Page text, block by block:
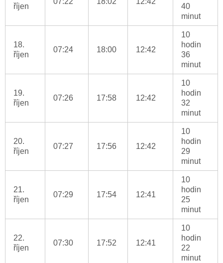
říjen
40
minut
18.
říjen
07:24 18:00 12:42
10
hodin
36
minut
19.
říjen
07:26 17:58 12:42
10
hodin
32
minut
20.
říjen
07:27 17:56 12:42
10
hodin
29
minut
21.
říjen
07:29 17:54 12:41
10
hodin
25
minut
22.
říjen
07:30 17:52 12:41
10
hodin
22
minut